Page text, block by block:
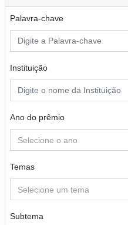
Palavra-chave
Instituição
Ano do prêmio
Selecione o ano
Temas
Selecione um tema
Subtema